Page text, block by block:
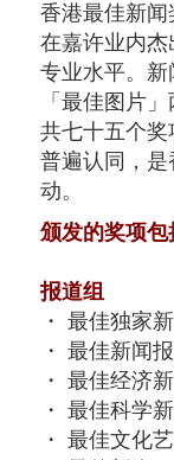
香港最佳新
在嘉许业内
专业水平。新
「最佳图片
共七十五个
普遍认同，
动。
颁发的奖项包
报道组
・ 最佳独家
・ 最佳新闻
・ 最佳经济
・ 最佳科学
・ 最佳文化